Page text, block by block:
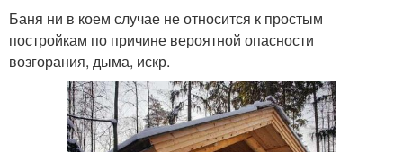
Баня ни в коем случае не относится к простым
постройкам по причине вероятной опасности
возгорания, дыма, искр.